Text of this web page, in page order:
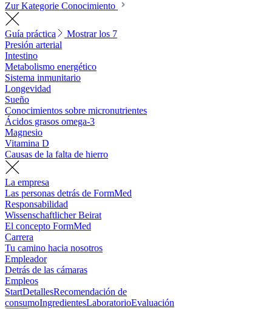
Zur Kategorie Conocimiento
Guía práctica
Mostrar los 7
Presión arterial
Intestino
Metabolismo energético
Sistema inmunitario
Longevidad
Sueño
Conocimientos sobre micronutrientes
Ácidos grasos omega-3
Magnesio
Vitamina D
Causas de la falta de hierro
La empresa
Las personas detrás de FormMed
Responsabilidad
Wissenschaftlicher Beirat
El concepto FormMed
Carrera
Tu camino hacia nosotros
Empleador
Detrás de las cámaras
Empleos
StartDetallesRecomendación de
consumoIngredientesLaboratorioEvaluación